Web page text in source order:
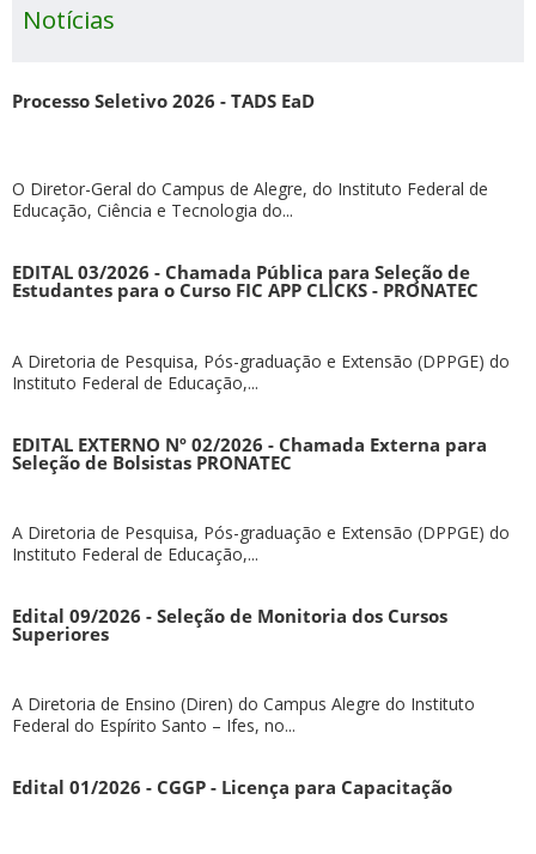
Notícias
Processo Seletivo 2026 - TADS EaD
O Diretor-Geral do Campus de Alegre, do Instituto Federal de
Educação, Ciência e Tecnologia do...
EDITAL 03/2026 - Chamada Pública para Seleção de
Estudantes para o Curso FIC APP CLICKS - PRONATEC
A Diretoria de Pesquisa, Pós-graduação e Extensão (DPPGE) do
Instituto Federal de Educação,...
EDITAL EXTERNO Nº 02/2026 - Chamada Externa para
Seleção de Bolsistas PRONATEC
A Diretoria de Pesquisa, Pós-graduação e Extensão (DPPGE) do
Instituto Federal de Educação,...
Edital 09/2026 - Seleção de Monitoria dos Cursos
Superiores
A Diretoria de Ensino (Diren) do Campus Alegre do Instituto
Federal do Espírito Santo – Ifes, no...
Edital 01/2026 - CGGP - Licença para Capacitação